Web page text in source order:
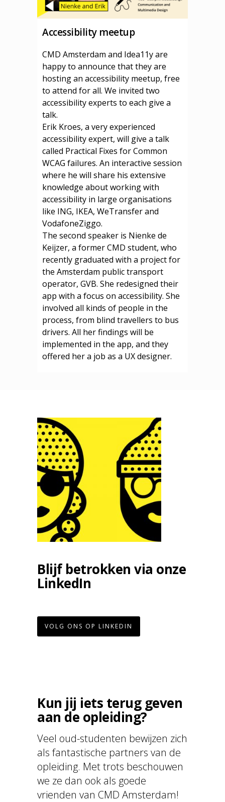
Accessibility meetup
CMD Amsterdam and Idea11y are
happy to announce that they are
hosting an accessibility meetup, free
to attend for all. We invited two
accessibility experts to each give a
talk.
Erik Kroes, a very experienced
accessibility expert, will give a talk
called Practical Fixes for Common
WCAG failures. An interactive session
where he will share his extensive
knowledge about working with
accessibility in large organisations
like ING, IKEA, WeTransfer and
VodafoneZiggo.
The second speaker is Nienke de
Keijzer, a former CMD student, who
recently graduated with a project for
the Amsterdam public transport
operator, GVB. She redesigned their
app with a focus on accessibility. She
involved all kinds of people in the
process, from blind travellers to bus
drivers. All her findings will be
implemented in the app, and they
offered her a job as a UX designer.
Blijf betrokken via onze
LinkedIn
VOLG ONS OP LINKEDIN
Kun jij iets terug geven
aan de opleiding?
Veel oud-studenten bewijzen zich
als fantastische partners van de
opleiding. Met trots beschouwen
we ze dan ook als goede
vrienden van CMD Amsterdam!